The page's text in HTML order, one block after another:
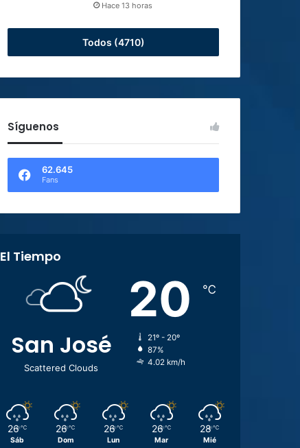
Hace 13 horas
Todos (4710)
Síguenos
62.645
Fans
El Tiempo
San José
Scattered Clouds
20 ℃
21º - 20º
87%
4.02 km/h
26 ℃
Sáb
26 ℃
Dom
26 ℃
Lun
26 ℃
Mar
28 ℃
Mié